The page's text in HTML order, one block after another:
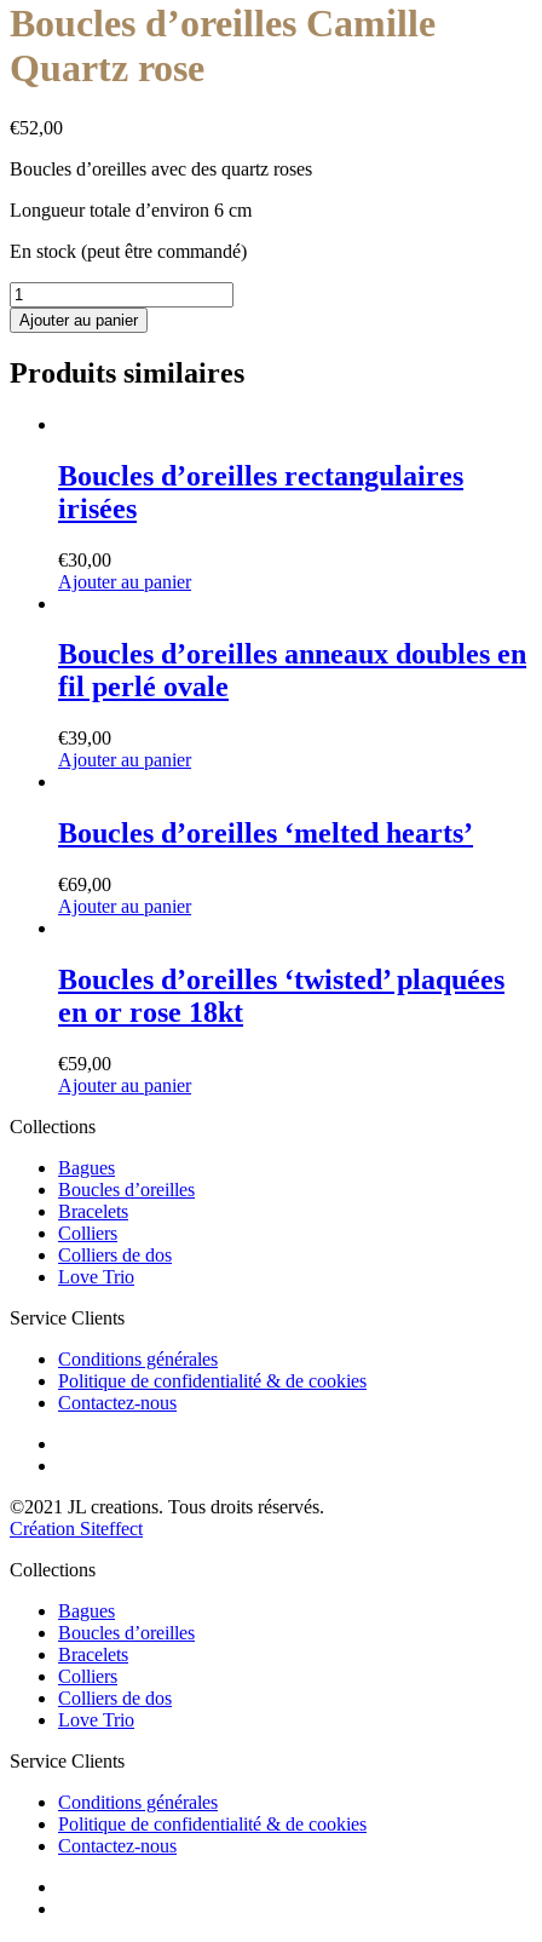
Boucles d’oreilles Camille
Quartz rose
€52,00
Boucles d’oreilles avec des quartz roses
Longueur totale d’environ 6 cm
En stock (peut être commandé)
quantité
de
Boucles
Camille
rose
Ajouter au panier
Produits similaires
d’oreilles
rectangulaires
irisées
Boucles d’oreilles rectangulaires
irisées
€30,00
Ajouter au panier
d’oreilles
anneaux
doubles
fil
perlé
ovale
Boucles d’oreilles anneaux doubles en
fil perlé ovale
€39,00
Ajouter au panier
d’oreilles
‘melted
Boucles d’oreilles ‘melted hearts’
€69,00
Ajouter au panier
d’oreilles
‘twisted’
plaquées
or
rose
18kt
Boucles d’oreilles ‘twisted’ plaquées
en or rose 18kt
€59,00
Ajouter au panier
Collections
Bagues
Boucles d’oreilles
Bracelets
Colliers
Colliers de dos
Love Trio
Service Clients
Conditions générales
Politique de confidentialité & de cookies
Contactez-nous
©2021 JL creations. Tous droits réservés.
Création Siteffect
Collections
Bagues
Boucles d’oreilles
Bracelets
Colliers
Colliers de dos
Love Trio
Service Clients
Conditions générales
Politique de confidentialité & de cookies
Contactez-nous